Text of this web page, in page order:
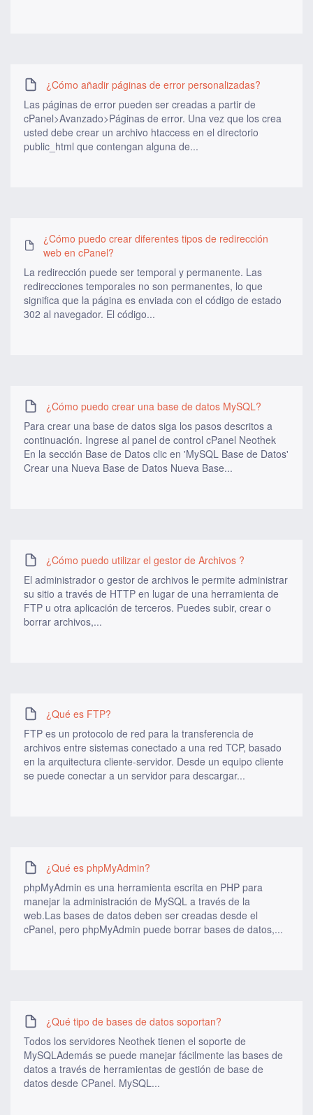
¿Cómo añadir páginas de error personalizadas?
Las páginas de error pueden ser creadas a partir de
cPanel>Avanzado>Páginas de error. Una vez que los crea
usted debe crear un archivo htaccess en el directorio
public_html que contengan alguna de...
¿Cómo puedo crear diferentes tipos de redirección
web en cPanel?
La redirección puede ser temporal y permanente. Las
redirecciones temporales no son permanentes, lo que
significa que la página es enviada con el código de estado
302 al navegador. El código...
¿Cómo puedo crear una base de datos MySQL?
Para crear una base de datos siga los pasos descritos a
continuación. Ingrese al panel de control cPanel Neothek
En la sección Base de Datos clic en 'MySQL Base de Datos'
Crear una Nueva Base de Datos Nueva Base...
¿Cómo puedo utilizar el gestor de Archivos ?
El administrador o gestor de archivos le permite administrar
su sitio a través de HTTP en lugar de una herramienta de
FTP u otra aplicación de terceros. Puedes subir, crear o
borrar archivos,...
¿Qué es FTP?
FTP es un protocolo de red para la transferencia de
archivos entre sistemas conectado a una red TCP, basado
en la arquitectura cliente-servidor. Desde un equipo cliente
se puede conectar a un servidor para descargar...
¿Qué es phpMyAdmin?
phpMyAdmin es una herramienta escrita en PHP para
manejar la administración de MySQL a través de la
web.Las bases de datos deben ser creadas desde el
cPanel, pero phpMyAdmin puede borrar bases de datos,...
¿Qué tipo de bases de datos soportan?
Todos los servidores Neothek tienen el soporte de
MySQLAdemás se puede manejar fácilmente las bases de
datos a través de herramientas de gestión de base de
datos desde CPanel. MySQL...